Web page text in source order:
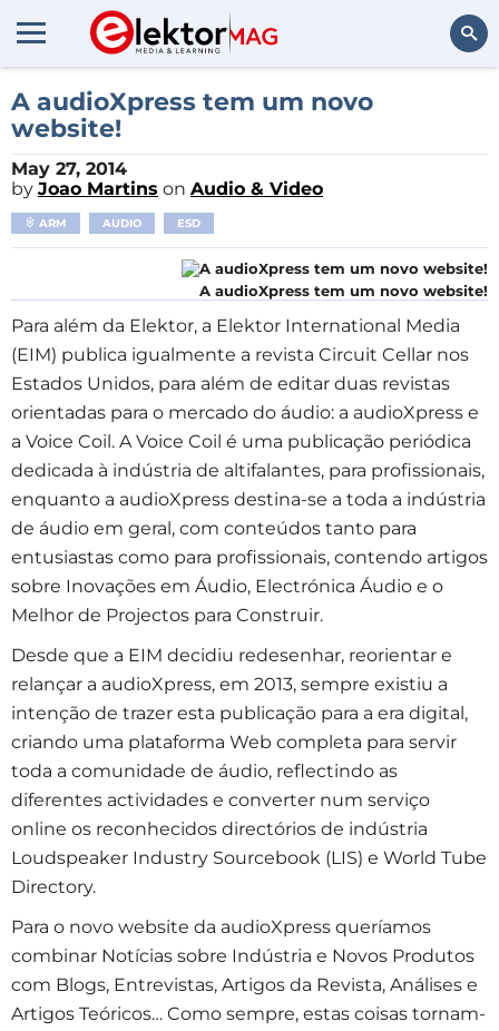
A audioXpress tem um novo
website!
May 27, 2014
by Joao Martins on Audio & Video
ARM AUDIO ESD
A audioXpress tem um novo website!
Para além da Elektor, a Elektor International Media
(EIM) publica igualmente a revista Circuit Cellar nos
Estados Unidos, para além de editar duas revistas
orientadas para o mercado do áudio: a audioXpress e
a Voice Coil. A Voice Coil é uma publicação periódica
dedicada à indústria de altifalantes, para profissionais,
enquanto a audioXpress destina-se a toda a indústria
de áudio em geral, com conteúdos tanto para
entusiastas como para profissionais, contendo artigos
sobre Inovações em Áudio, Electrónica Áudio e o
Melhor de Projectos para Construir.
Desde que a EIM decidiu redesenhar, reorientar e
relançar a audioXpress, em 2013, sempre existiu a
intenção de trazer esta publicação para a era digital,
criando uma plataforma Web completa para servir
toda a comunidade de áudio, reflectindo as
diferentes actividades e converter num serviço
online os reconhecidos directórios de indústria
Loudspeaker Industry Sourcebook (LIS) e World Tube
Directory.
Para o novo website da audioXpress queríamos
combinar Notícias sobre Indústria e Novos Produtos
com Blogs, Entrevistas, Artigos da Revista, Análises e
Artigos Teóricos… Como sempre, estas coisas tornam-